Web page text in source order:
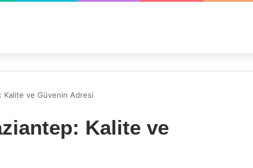
Kalite ve Güvenin Adresi
Kalite ve